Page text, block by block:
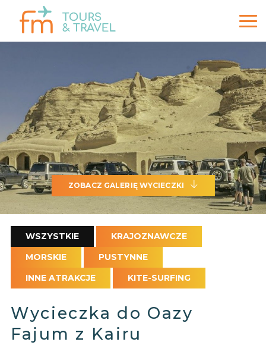
ZOBACZ GALERIĘ WYCIECZKI
WSZYSTKIE
KRAJOZNAWCZE
MORSKIE
PUSTYNNE
INNE ATRAKCJE
KITE-SURFING
Wycieczka do Oazy
Fajum z Kairu